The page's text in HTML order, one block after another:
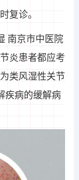
复诊。
南京市中医院
炎患者都应考
类风湿性关节
疾病的缓解病